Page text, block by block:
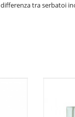
differenza tra serbatoi